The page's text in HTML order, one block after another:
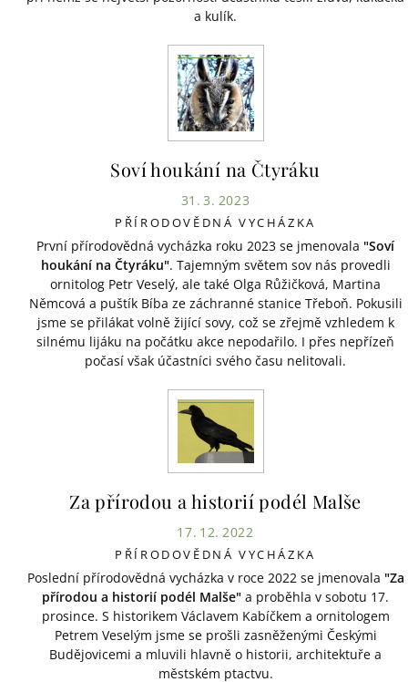
a kulík.
Soví houkání na Čtyráku
31. 3. 2023
PŘÍRODOVĚDNÁ VYCHÁZKA
První přírodovědná vycházka roku 2023 se jmenovala "Soví
houkání na Čtyráku". Tajemným světem sov nás provedli
ornitolog Petr Veselý, ale také Olga Růžičková, Martina
Němcová a puštík Bíba ze záchranné stanice Třeboň. Pokusili
jsme se přilákat volně žijící sovy, což se zřejmě vzhledem k
silnému lijáku na počátku akce nepodařilo. I přes nepřízeň
počasí však účastníci svého času nelitovali.
Za přírodou a historií podél Malše
17. 12. 2022
PŘÍRODOVĚDNÁ VYCHÁZKA
Poslední přírodovědná vycházka v roce 2022 se jmenovala "Za
přírodou a historií podél Malše" a proběhla v sobotu 17.
prosince. S historikem Václavem Kabíčkem a ornitologem
Petrem Veselým jsme se prošli zasněženými Českými
Budějovicemi a mluvili hlavně o historii, architektuře a
městském ptactvu.